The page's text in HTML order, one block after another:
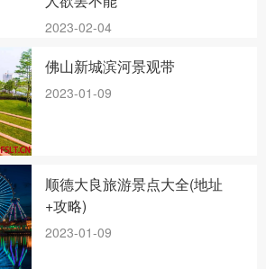
2023-02-04
佛山新城滨河景观带
2023-01-09
顺德大良旅游景点大全(地址
+攻略)
2023-01-09